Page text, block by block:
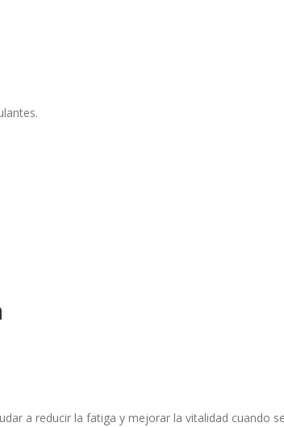
a reducir la fatiga y mejorar la vitalidad cuando